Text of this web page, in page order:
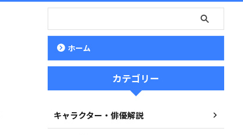
ホーム
カテゴリー
キャラクター・俳優解説